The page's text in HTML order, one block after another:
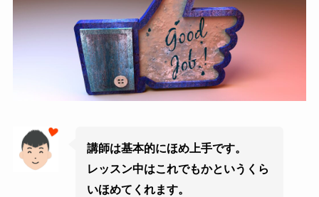
講師は基本的にほめ上手です。
レッスン中はこれでもかというくら
いほめてくれます。